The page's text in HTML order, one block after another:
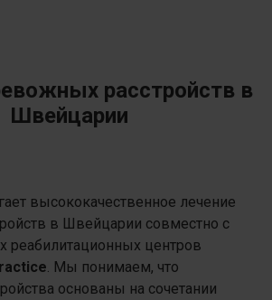
расстройств в
Швейцарии
высококачественное лечение
в Швейцарии совместно с
реабилитационных центров
. Мы понимаем, что
основаны на сочетании